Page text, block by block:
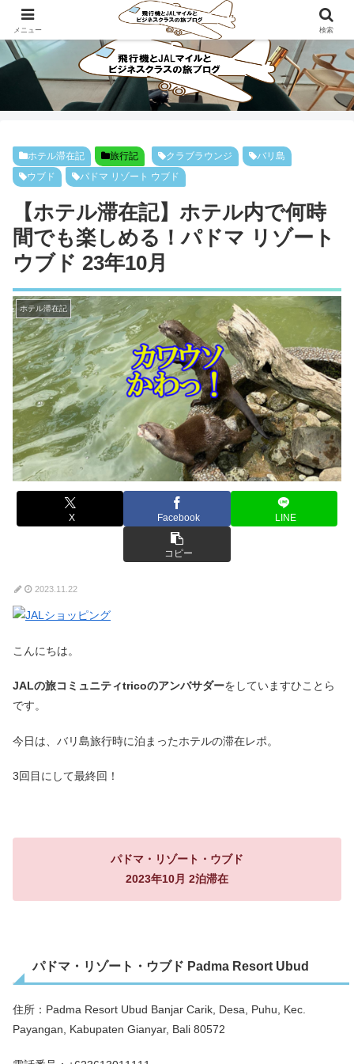
ビジネスクラスで旅にでよう！！
ホテル滞在記 旅行記 クラブラウンジ
バリ島
ウブド
パドマ リゾート ウブド
【ホテル滞在記】ホテル内で何時
間でも楽しめる！パドマ リゾート
ウブド 23年10月
ホテル滞在記
X Facebook LINE
コピー
2023.11.22
こんにちは。
JALの旅コミュニティtricoのアンバサダーをしていますひことら
です。
今日は、バリ島旅行時に泊まったホテルの滞在レポ。
3回目にして最終回！
パドマ・リゾート・ウブド
2023年10月 2泊滞在
パドマ・リゾート・ウブド Padma Resort Ubud
住所：Padma Resort Ubud Banjar Carik, Desa, Puhu, Kec.
Payangan, Kabupaten Gianyar, Bali 80572
メニュー 検索